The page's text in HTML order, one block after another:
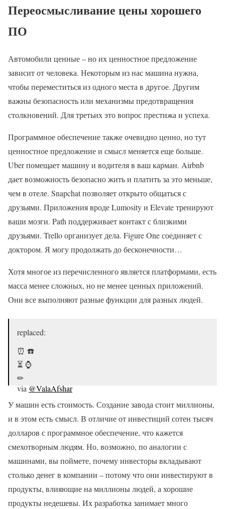
Переосмысливание цены хорошего
ПО
Автомобили ценные – но их ценностное предложение
зависит от человека. Некоторым из нас машина нужна,
чтобы переместиться из одного места в другое. Другим
важны безопасность или механизмы предотвращения
столкновений. Для третьих это вопрос престижа и успеха.
Программное обеспечение также очевидно ценно, но тут
ценностное предложение и смысл меняется еще больше.
Uber помещает машину и водителя в ваш карман. Airbnb
дает возможность безопасно жить и платить за это меньше,
чем в отеле. Snapchat позволяет открыто общаться с
друзьями. Приложения вроде Lumosity и Elevate тренируют
ваши мозги. Path поддерживает контакт с близкими
друзьями. Trello организует дела. Figure One соединяет с
доктором. Я могу продолжать до бесконечности…
Хотя многое из перечисленного является платформами, есть
масса менее сложных, но не менее ценных приложений.
Они все выполняют разные функции для разных людей.
replaced:
⏰ ☎️
⏳ ⌚️
✏
via @ValaAfshar
— Robleh Jama (@robjama)May 17, 2016
У машин есть стоимость. Создание завода стоит миллионы,
и в этом есть смысл. В отличие от инвестиций сотен тысяч
долларов с программное обеспечение, что кажется
смехотворным людям. Но, возможно, по аналогии с
машинами, вы поймете, почему инвесторы вкладывают
столько денег в компании – потому что они инвестируют в
продукты, влияющие на миллионы людей, а хорошие
продукты недешевы. Их разработка занимает много